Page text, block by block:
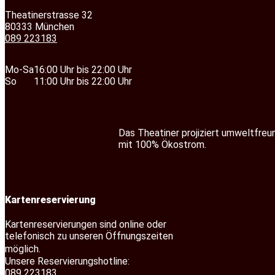
Theatinerstrasse 32
80333 München
089 223183
Mo-Sa
So
16:00 Uhr bis 22:00 Uhr
11:00 Uhr bis 22:00 Uhr
Das Theatiner projiziert
mit 100% Ökostrom.
Kartenreservierung
Kartenreservierungen sind online oder
telefonisch zu unseren Öffnungszeiten
möglich.
Unsere Reservierungshotline: